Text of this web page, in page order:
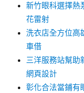
新竹眼科選擇熱
花雷射
洗衣店全方位高
車借
三洋服務站幫助
網頁設計
彰化合法當鋪有